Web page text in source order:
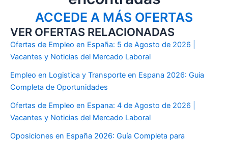
ACCEDE A MÁS OFERTAS
VER OFERTAS RELACIONADAS
Ofertas de Empleo en España: 5 de Agosto de 2026 |
Vacantes y Noticias del Mercado Laboral
Empleo en Logistica y Transporte en Espana 2026: Guia
Completa de Oportunidades
Ofertas de Empleo en Espana: 4 de Agosto de 2026 |
Vacantes y Noticias del Mercado Laboral
Oposiciones en España 2026: Guía Completa para